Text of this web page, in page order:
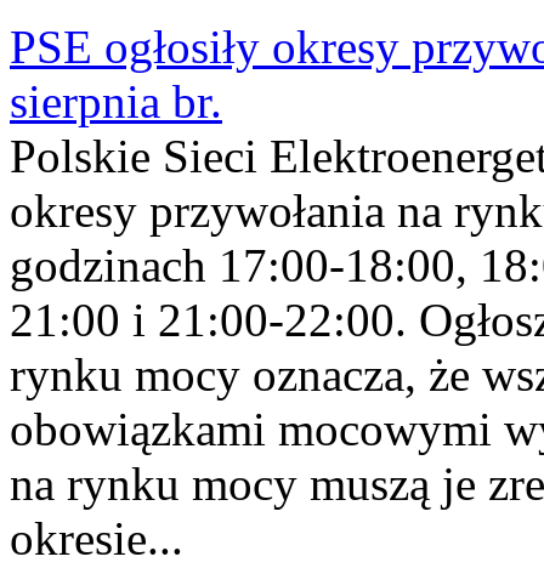
PSE ogłosiły okresy
sierpnia br.
Polskie Sieci
okresy przywołania na
godzinach 17:00-18:00,
21:00 i 21:00-22:00.
rynku mocy oznacza, że
obowiązkami mocowymi
na rynku mocy muszą je
okresie...